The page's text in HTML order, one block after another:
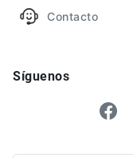
Contacto
Síguenos